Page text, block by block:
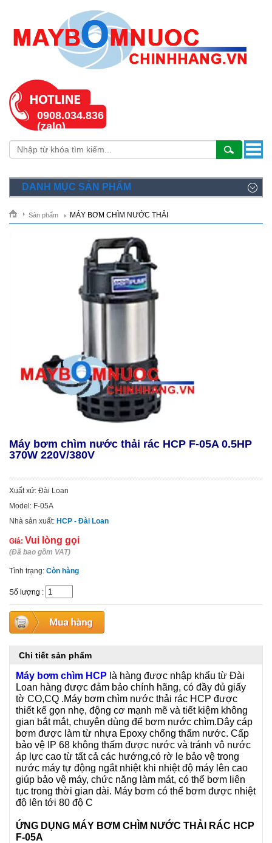
0908.034.836
(zalo)
DANH MỤC SẢN PHẨM
Sản phẩm MÁY BƠM CHÌM NƯỚC THẢI
Máy bơm chìm nước thải rác HCP F-05A 0.5HP
370W 220V/380V
Xuất xứ: Đài Loan
Model: F-05A
Nhà sản xuất: HCP - Đài Loan
Giá: Vui lòng gọi
(Đã bao gồm VAT)
Tình trạng: Còn hàng
Số lượng :
Chi tiết sản phẩm
Máy bơm chìm HCP là hàng được nhập khẩu từ Đài
Loan hàng được đảm bảo chính hãng, có đầy đủ giấy
tờ CO,CQ .Máy bơm chìm nước thải rác HCP được
thiết kế gọn nhẹ, động cơ mạnh mẽ và tiết kiệm không
gian bắt mắt, chuyên dùng để bơm nước chìm.Dây cáp
bơm được làm từ nhựa Epoxy chống thấm nước. Cấp
bảo vệ IP 68 không thấm được nước và tránh vô nước
áp lực cao từ tất cả các hướng,có rờ le bảo vệ trong
nước máy tự động ngắt nhiệt khi nhiệt độ máy lên cao
giúp bảo vệ máy, chức năng làm mát, có thể bơm liên
tục trong thời gian dài. Máy bơm có thể bơm được nhiệt
độ lên tới 80 độ C
ỨNG DỤNG MÁY BƠM CHÌM NƯỚC THẢI RÁC HCP
F-05A